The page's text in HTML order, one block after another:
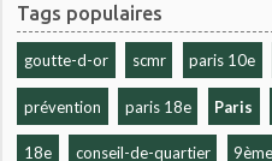
Tags populaires
goutte-d-or scmr paris 10e
prévention paris 18e Paris
18e conseil-de-quartier